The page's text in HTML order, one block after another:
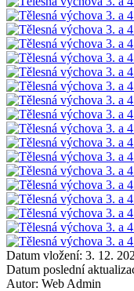
Datum vložení: 3. 12.
Datum poslední
Autor: Web Admin